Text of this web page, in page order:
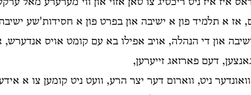
איז איז ניט ריכטיג צו טאן אזוי און ווי מערערע מאל
אז א תלמיד פון א ישיבה און בפרט פון א חסידות'שע
און די הנהלה, אויב אפילו בא עם קומט אויס אנדערש,
דעם פארזאג זייערען,
ניט, ווארום דער יצר הרע, וועט ניט קומען צו א